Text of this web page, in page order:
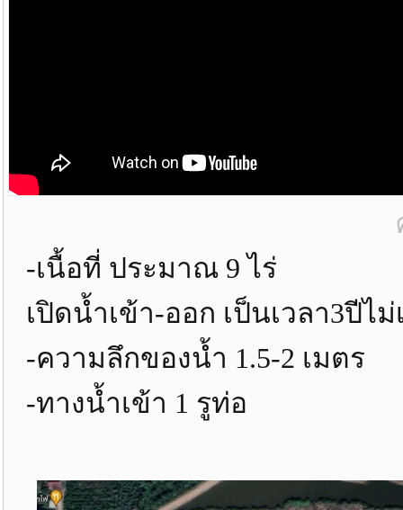
-เนื้อที่ ประมาณ 9 ไร่
เปิดน้ำเข้า-ออก เป็นเวลา3ปีไ
-ความลึกของน้ำ 1.5-2 เมตร
-ทางน้ำเข้า 1 รูท่อ